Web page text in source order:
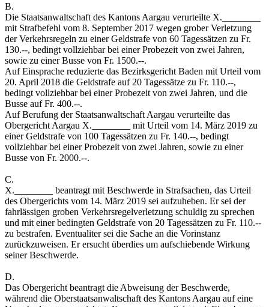
B.
Die Staatsanwaltschaft des Kantons Aargau verurteilte X.________
mit Strafbefehl vom 8. September 2017 wegen grober Verletzung
der Verkehrsregeln zu einer Geldstrafe von 60 Tagessätzen zu Fr.
130.--, bedingt vollziehbar bei einer Probezeit von zwei Jahren,
sowie zu einer Busse von Fr. 1500.--.
Auf Einsprache reduzierte das Bezirksgericht Baden mit Urteil vom
20. April 2018 die Geldstrafe auf 20 Tagessätze zu Fr. 110.--,
bedingt vollziehbar bei einer Probezeit von zwei Jahren, und die
Busse auf Fr. 400.--.
Auf Berufung der Staatsanwaltschaft Aargau verurteilte das
Obergericht Aargau X.________ mit Urteil vom 14. März 2019 zu
einer Geldstrafe von 100 Tagessätzen zu Fr. 140.--, bedingt
vollziehbar bei einer Probezeit von zwei Jahren, sowie zu einer
Busse von Fr. 2000.--.
C.
X.________ beantragt mit Beschwerde in Strafsachen, das Urteil
des Obergerichts vom 14. März 2019 sei aufzuheben. Er sei der
fahrlässigen groben Verkehrsregelverletzung schuldig zu sprechen
und mit einer bedingten Geldstrafe von 20 Tagessätzen zu Fr. 110.--
zu bestrafen. Eventualiter sei die Sache an die Vorinstanz
zurückzuweisen. Er ersucht überdies um aufschiebende Wirkung
seiner Beschwerde.
D.
Das Obergericht beantragt die Abweisung der Beschwerde,
während die Oberstaatsanwaltschaft des Kantons Aargau auf eine